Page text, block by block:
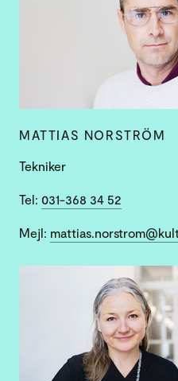
MATTIAS NORSTRÖM
Tekniker
Tel: 031-368 34 52
Mejl: